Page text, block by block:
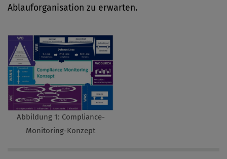
Ablauforganisation zu erwarten.
Abbildung 1: Compliance-
Monitoring-Konzept